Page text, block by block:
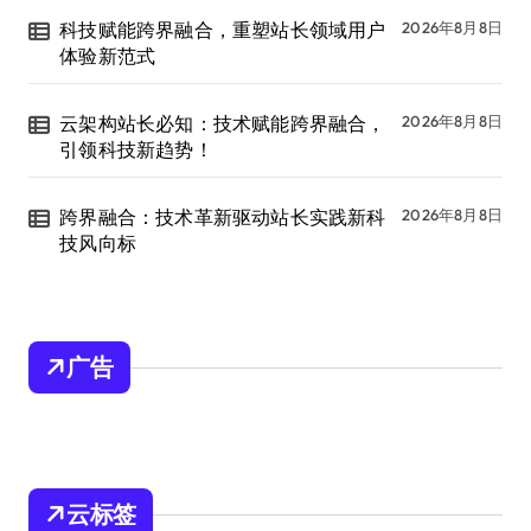
科技赋能跨界融合，重塑站长领域用户
体验新范式
2026年8月8日
云架构站长必知：技术赋能跨界融合，
引领科技新趋势！
2026年8月8日
跨界融合：技术革新驱动站长实践新科
技风向标
2026年8月8日
广告
云标签